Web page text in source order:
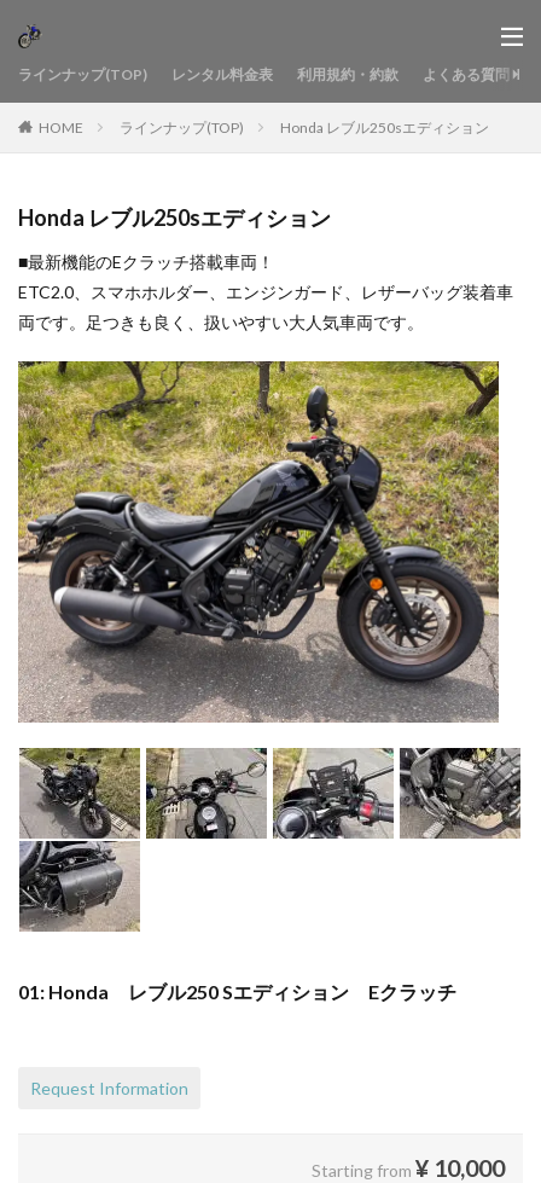
ラインナップ(TOP) レンタル料金表 利用規約・約款 よくある質問
HOME ラインナップ(TOP) Honda レブル250sエディション
Honda レブル250sエディション
■最新機能のEクラッチ搭載車両！
ETC2.0、スマホホルダー、エンジンガード、レザーバッグ装着車
両です。足つきも良く、扱いやすい大人気車両です。
01: Honda レブル250 Sエディション Eクラッチ
Request Information
Starting from ¥ 10,000